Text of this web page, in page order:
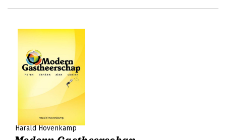
Harald Hovenkamp